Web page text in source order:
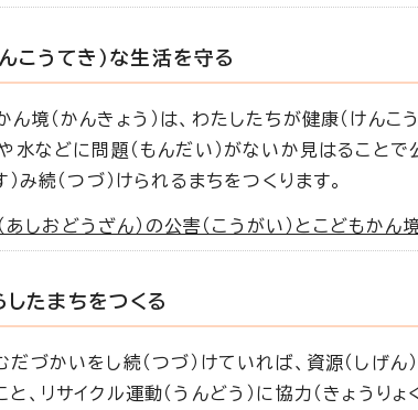
こうてき）な生活を守る
境（かんきょう）は、わたしたちが健康（けん
水などに問題（もんだい）がないか見はることで
）み続（つづ）けられるまちをつくります。
あしおどうざん）の公害（こうがい）とこどもかん
たまちをつくる
づかいをし続（つづ）けていれば、資源（しげん
、リサイクル運動（うんどう）に協力（きょうりょ